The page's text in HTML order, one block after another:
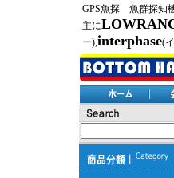
GPS魚探 魚群探知
主に
ー),interphase(